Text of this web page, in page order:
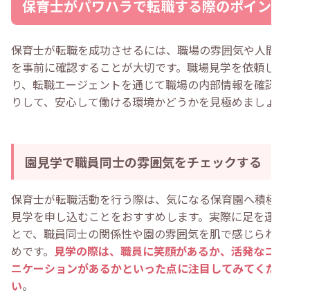
保育士がパワハラで転職する際のポイント
保育士が転職を成功させるには、職場の雰囲気や人間関係
を事前に確認することが大切です。職場見学を依頼した
り、転職エージェントを通じて職場の内部情報を確認した
りして、安心して働ける環境かどうかを見極めましょう。
園見学で職員同士の雰囲気をチェックする
保育士が転職活動を行う際は、気になる保育園へ積極的に
見学を申し込むことをおすすめします。実際に足を運ぶこ
とで、職員同士の関係性や園の雰囲気を肌で感じられるた
めです。 見学の際は、職員に笑顔があるか、活発なコミュ
ニケーションがあるかといった点に注目してみてくださ
い。